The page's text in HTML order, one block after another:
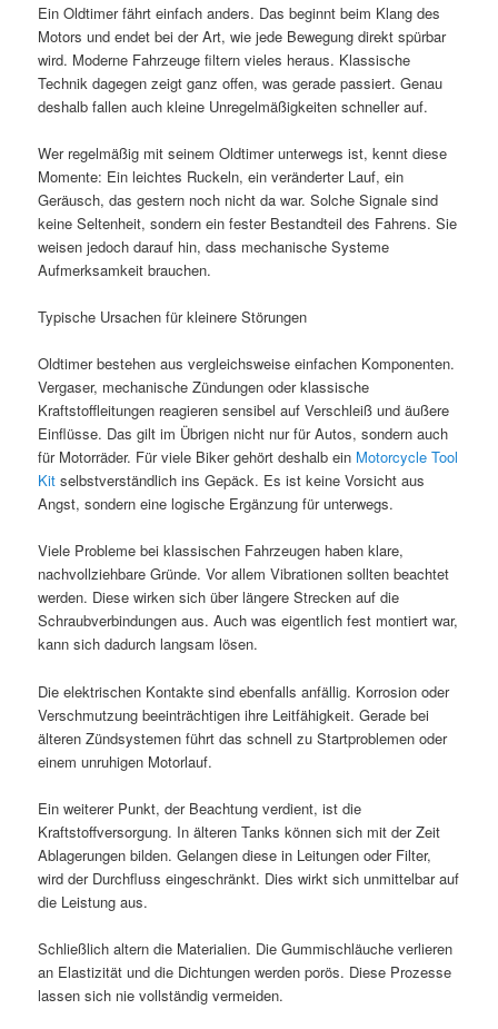
Ein Oldtimer fährt einfach anders. Das beginnt beim Klang des
Motors und endet bei der Art, wie jede Bewegung direkt spürbar
wird. Moderne Fahrzeuge filtern vieles heraus. Klassische
Technik dagegen zeigt ganz offen, was gerade passiert. Genau
deshalb fallen auch kleine Unregelmäßigkeiten schneller auf.
Wer regelmäßig mit seinem Oldtimer unterwegs ist, kennt diese
Momente: Ein leichtes Ruckeln, ein veränderter Lauf, ein
Geräusch, das gestern noch nicht da war. Solche Signale sind
keine Seltenheit, sondern ein fester Bestandteil des Fahrens. Sie
weisen jedoch darauf hin, dass mechanische Systeme
Aufmerksamkeit brauchen.
Typische Ursachen für kleinere Störungen
Oldtimer bestehen aus vergleichsweise einfachen Komponenten.
Vergaser, mechanische Zündungen oder klassische
Kraftstoffleitungen reagieren sensibel auf Verschleiß und äußere
Einflüsse. Das gilt im Übrigen nicht nur für Autos, sondern auch
für Motorräder. Für viele Biker gehört deshalb ein Motorcycle Tool
Kit selbstverständlich ins Gepäck. Es ist keine Vorsicht aus
Angst, sondern eine logische Ergänzung für unterwegs.
Viele Probleme bei klassischen Fahrzeugen haben klare,
nachvollziehbare Gründe. Vor allem Vibrationen sollten beachtet
werden. Diese wirken sich über längere Strecken auf die
Schraubverbindungen aus. Auch was eigentlich fest montiert war,
kann sich dadurch langsam lösen.
Die elektrischen Kontakte sind ebenfalls anfällig. Korrosion oder
Verschmutzung beeinträchtigen ihre Leitfähigkeit. Gerade bei
älteren Zündsystemen führt das schnell zu Startproblemen oder
einem unruhigen Motorlauf.
Ein weiterer Punkt, der Beachtung verdient, ist die
Kraftstoffversorgung. In älteren Tanks können sich mit der Zeit
Ablagerungen bilden. Gelangen diese in Leitungen oder Filter,
wird der Durchfluss eingeschränkt. Dies wirkt sich unmittelbar auf
die Leistung aus.
Schließlich altern die Materialien. Die Gummischläuche verlieren
an Elastizität und die Dichtungen werden porös. Diese Prozesse
lassen sich nie vollständig vermeiden.